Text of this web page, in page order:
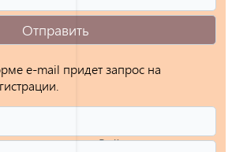
Войти
e-mail придет запрос на